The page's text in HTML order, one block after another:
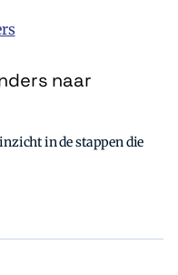
naar
in de stappen die